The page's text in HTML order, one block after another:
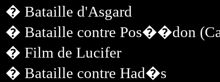
� Bataille d'Asgard
� Bataille contre Pos��don
� Film de Lucifer
� Bataille contre Had�s